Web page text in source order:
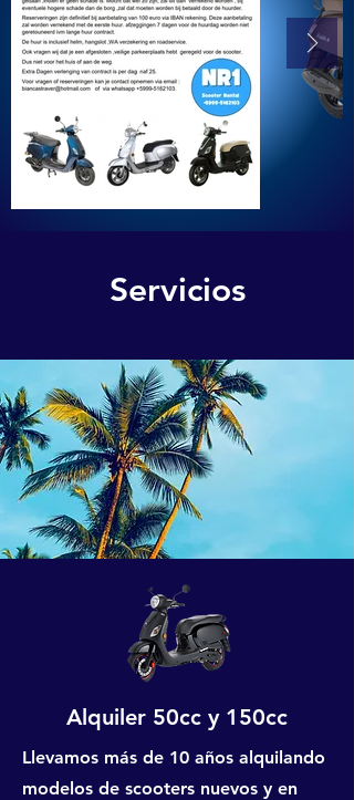
Servicios
Alquiler 50cc y 150cc
Llevamos más de 10 años alquilando
modelos de scooters nuevos y en